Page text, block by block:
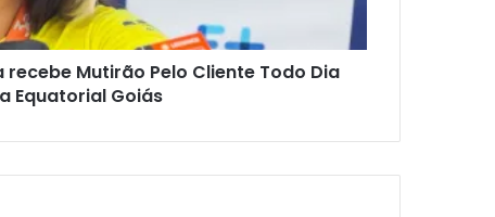
Mutirão Pelo Cliente Todo Dia
Equatorial Goiás